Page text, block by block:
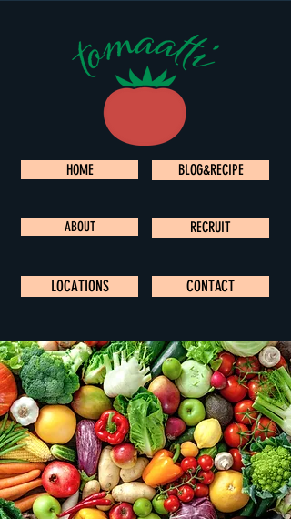
ABOUT
CONTACT
HOME
RECRUIT
LOCATIONS
BLOG&RECIPE